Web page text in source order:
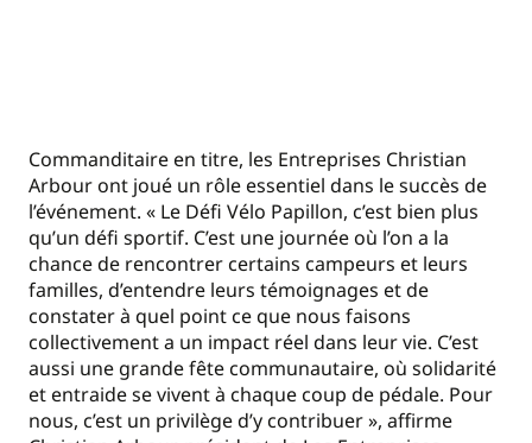
Commanditaire en titre, les Entreprises Christian
Arbour ont joué un rôle essentiel dans le succès de
l’événement. « Le Défi Vélo Papillon, c’est bien plus
qu’un défi sportif. C’est une journée où l’on a la
chance de rencontrer certains campeurs et leurs
familles, d’entendre leurs témoignages et de
constater à quel point ce que nous faisons
collectivement a un impact réel dans leur vie. C’est
aussi une grande fête communautaire, où solidarité
et entraide se vivent à chaque coup de pédale. Pour
nous, c’est un privilège d’y contribuer », affirme